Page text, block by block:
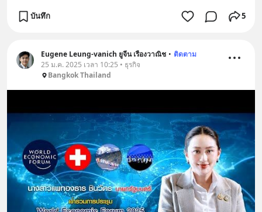
บันทึก 5
Eugene Leung-vanich ยูจีน เรืองวาณิช • ติดตาม
25 ม.ค. 2025 เวลา 10:25 • ธุรกิจ
Bangkok Thailand